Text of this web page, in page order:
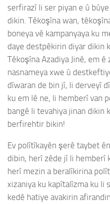
serfirazî li ser piyan e û
dikin. Têkoşîna wan,
boneya vê kampanyaya ku
daye destpêkirin diyar dikin
Têkoşîna Azadiya Jinê, em
nasnameya xwe û
dîwaran de bin jî, li derveyî
ku em lê ne, li hemberî van
bangê li tevahiya jinan dikin
berfirehtir bikin!
Ev polîtîkayên şerê taybet
dibin, herî zêde jî li hemberî
herî mezin a beralîkirina
xizaniya ku kapîtalîzma ku li
kedê hatiye avakirin